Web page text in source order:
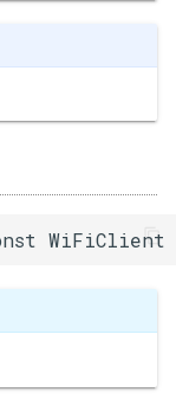
WiFiClient